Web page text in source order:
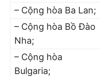
– Cộng hòa Ba Lan;
– Cộng hòa Bồ Đào
Nha;
– Cộng hòa
Bulgaria;